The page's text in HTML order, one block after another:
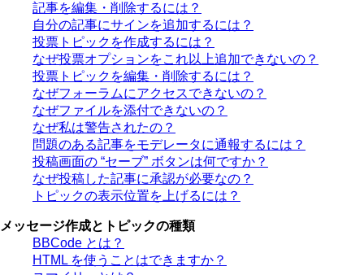
記事を編集・削除するには？
自分の記事にサインを追加するには？
投票トピックを作成するには？
なぜ投票オプションをこれ以上追加できないの？
投票トピックを編集・削除するには？
なぜフォーラムにアクセスできないの？
なぜファイルを添付できないの？
なぜ私は警告されたの？
問題のある記事をモデレータに通報するには？
投稿画面の “セーブ” ボタンは何ですか？
なぜ投稿した記事に承認が必要なの？
トピックの表示位置を上げるには？
メッセージ作成とトピックの種類
BBCode とは？
HTML を使うことはできますか？